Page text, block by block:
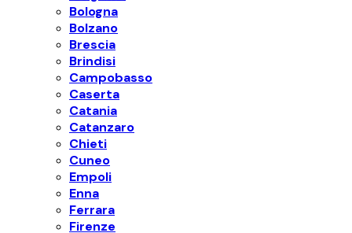
Bologna
Bolzano
Brescia
Brindisi
Campobasso
Caserta
Catania
Catanzaro
Chieti
Cuneo
Empoli
Enna
Ferrara
Firenze